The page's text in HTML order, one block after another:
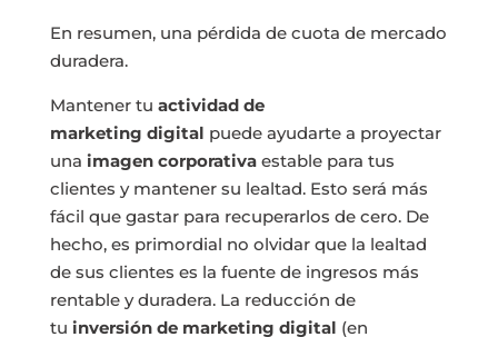
En resumen, una pérdida de cuota de mercado
duradera.
Mantener tu actividad de
marketing digital puede ayudarte a proyectar
una imagen corporativa estable para tus
clientes y mantener su lealtad. Esto será más
fácil que gastar para recuperarlos de cero. De
hecho, es primordial no olvidar que la lealtad
de sus clientes es la fuente de ingresos más
rentable y duradera. La reducción de
tu inversión de marketing digital (en